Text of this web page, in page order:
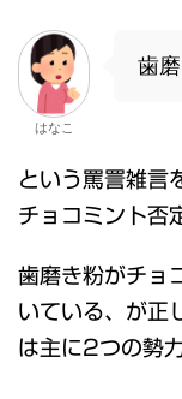
はなこ
歯
という罵詈雑言
チョコミント否
歯磨き粉がチョ
いている、が正
は主に2つの勢